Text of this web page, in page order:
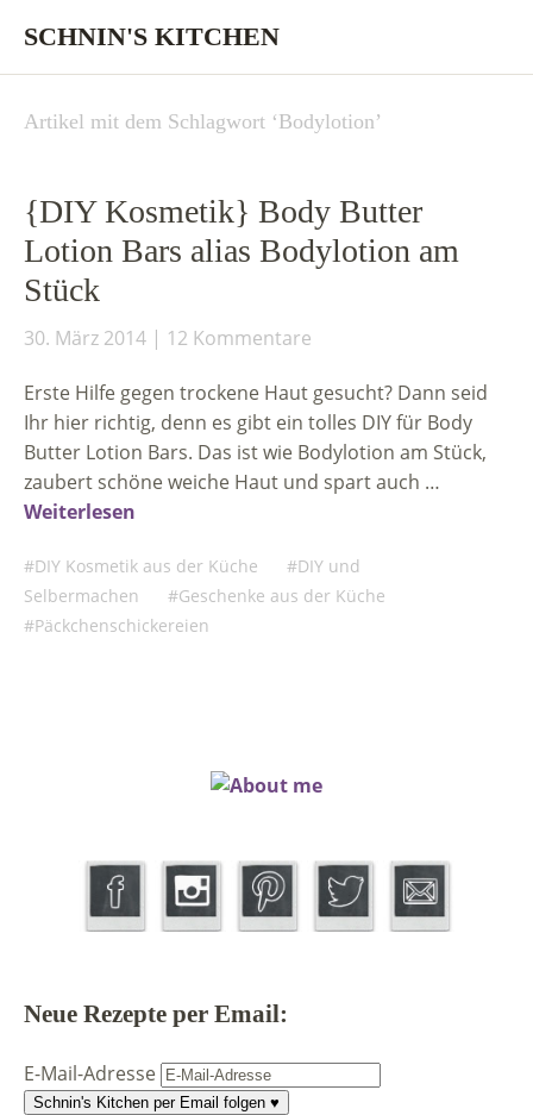
SCHNIN'S KITCHEN
Artikel mit dem Schlagwort ‘Bodylotion’
{DIY Kosmetik} Body Butter
Lotion Bars alias Bodylotion am
Stück
30. März 2014 12 Kommentare
Erste Hilfe gegen trockene Haut gesucht? Dann seid
Ihr hier richtig, denn es gibt ein tolles DIY für Body
Butter Lotion Bars. Das ist wie Bodylotion am Stück,
zaubert schöne weiche Haut und spart auch …
Weiterlesen
DIY Kosmetik aus der Küche
DIY und
Selbermachen
Geschenke aus der Küche
Päckchenschickereien
Neue Rezepte per Email:
E-Mail-Adresse
Schnin's Kitchen per Email folgen ♥